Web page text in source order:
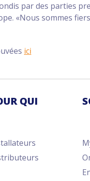
par des parties
«Nous sommes
ici
QUI